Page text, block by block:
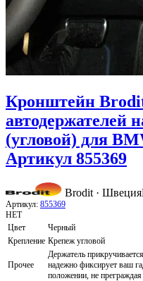
Кронштейн Brodit
автодержателей
(угловой) для
Артикул 855369
Brodit · Швеция
Артикул: 855369
НЕТ
Цвет
Черный
Крепление Крепеж угловой
Прочее
Держатель
надежно фиксирует ваш
положении, не преграждая